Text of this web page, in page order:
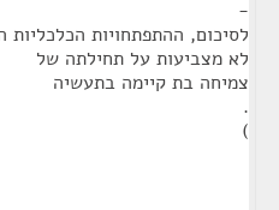
-
לא מצביעות על תחילתה של
צמיחה בת קיימה בתעשיה
.
)